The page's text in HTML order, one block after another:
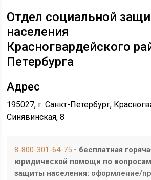
Отдел социальной
населения
Красногвардейского
Петербурга
Адрес
195027, г. Санкт-Петербург,
Синявинская, 8
8-800-301-64-75 - бесплатная
юридической помощи по
защиты населения: оформление/